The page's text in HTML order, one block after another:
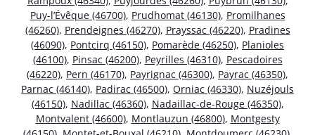
Puy-l’Évêque (46700), Prudhomat (46130), Promilhanes
(46260), Prendeignes (46270), Prayssac (46220), Pradines
(46090), Pontcirq (46150), Pomarède (46250), Planioles
(46100), Pinsac (46200), Peyrilles (46310), Pescadoires
(46220), Pern (46170), Payrignac (46300), Payrac (46350),
Parnac (46140), Padirac (46500), Orniac (46330), Nuzéjouls
(46150), Nadillac (46360), Nadaillac-de-Rouge (46350),
Montvalent (46600), Montlauzun (46800), Montgesty